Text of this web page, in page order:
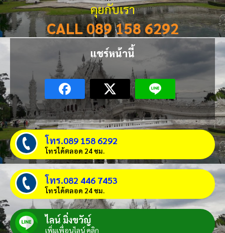
คุยกับเรา
CALL 089 158 6292
แชร์หน้านี้
โทร.089 158 6292
โทรได้ตลอด 24 ชม.
โทร.082 446 7453
โทรได้ตลอด 24 ชม.
ไลน์ มิ่งขวัญ์
เพิ่มเพื่อนไลน์ คลิก